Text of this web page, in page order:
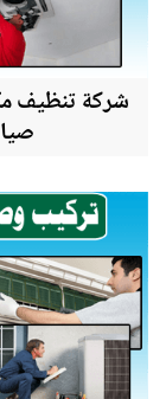
شركة تنظيف